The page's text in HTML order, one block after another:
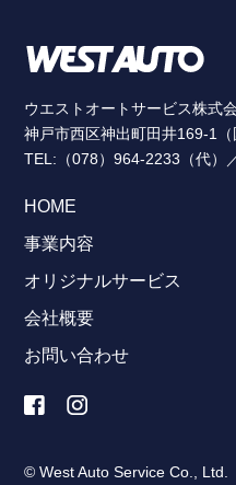
ウエストオートサービス株式
神戸市西区神出町田井169-1（
TEL:（078）964-2233（代）
HOME
事業内容
オリジナルサービス
会社概要
お問い合わせ
© West Auto Service Co., Ltd.